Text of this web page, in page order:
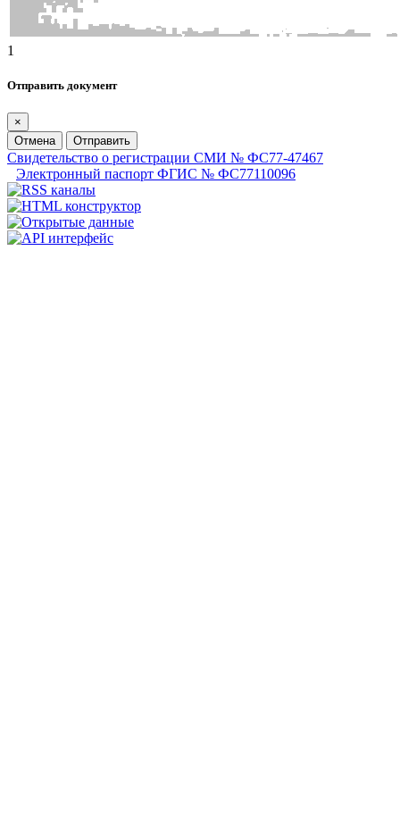
1
Отправить документ
×
Отмена
Отправить
Свидетельство о регистрации СМИ № ФС77-47467
Электронный паспорт ФГИС № ФС77110096